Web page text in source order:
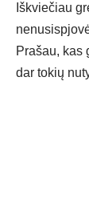
Iškviečiau
Prašau, kas
dar tokių